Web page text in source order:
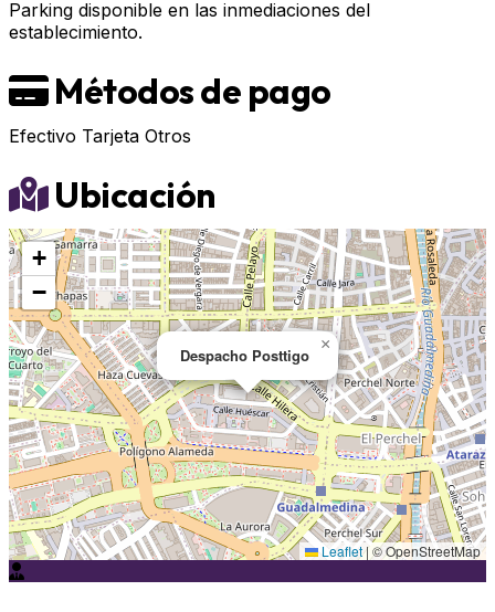
Parking disponible en las inmediaciones del
establecimiento.
Métodos de pago
Efectivo Tarjeta Otros
Ubicación
Despacho Posttigo
×
+
−
Leaflet|© OpenStreetMap